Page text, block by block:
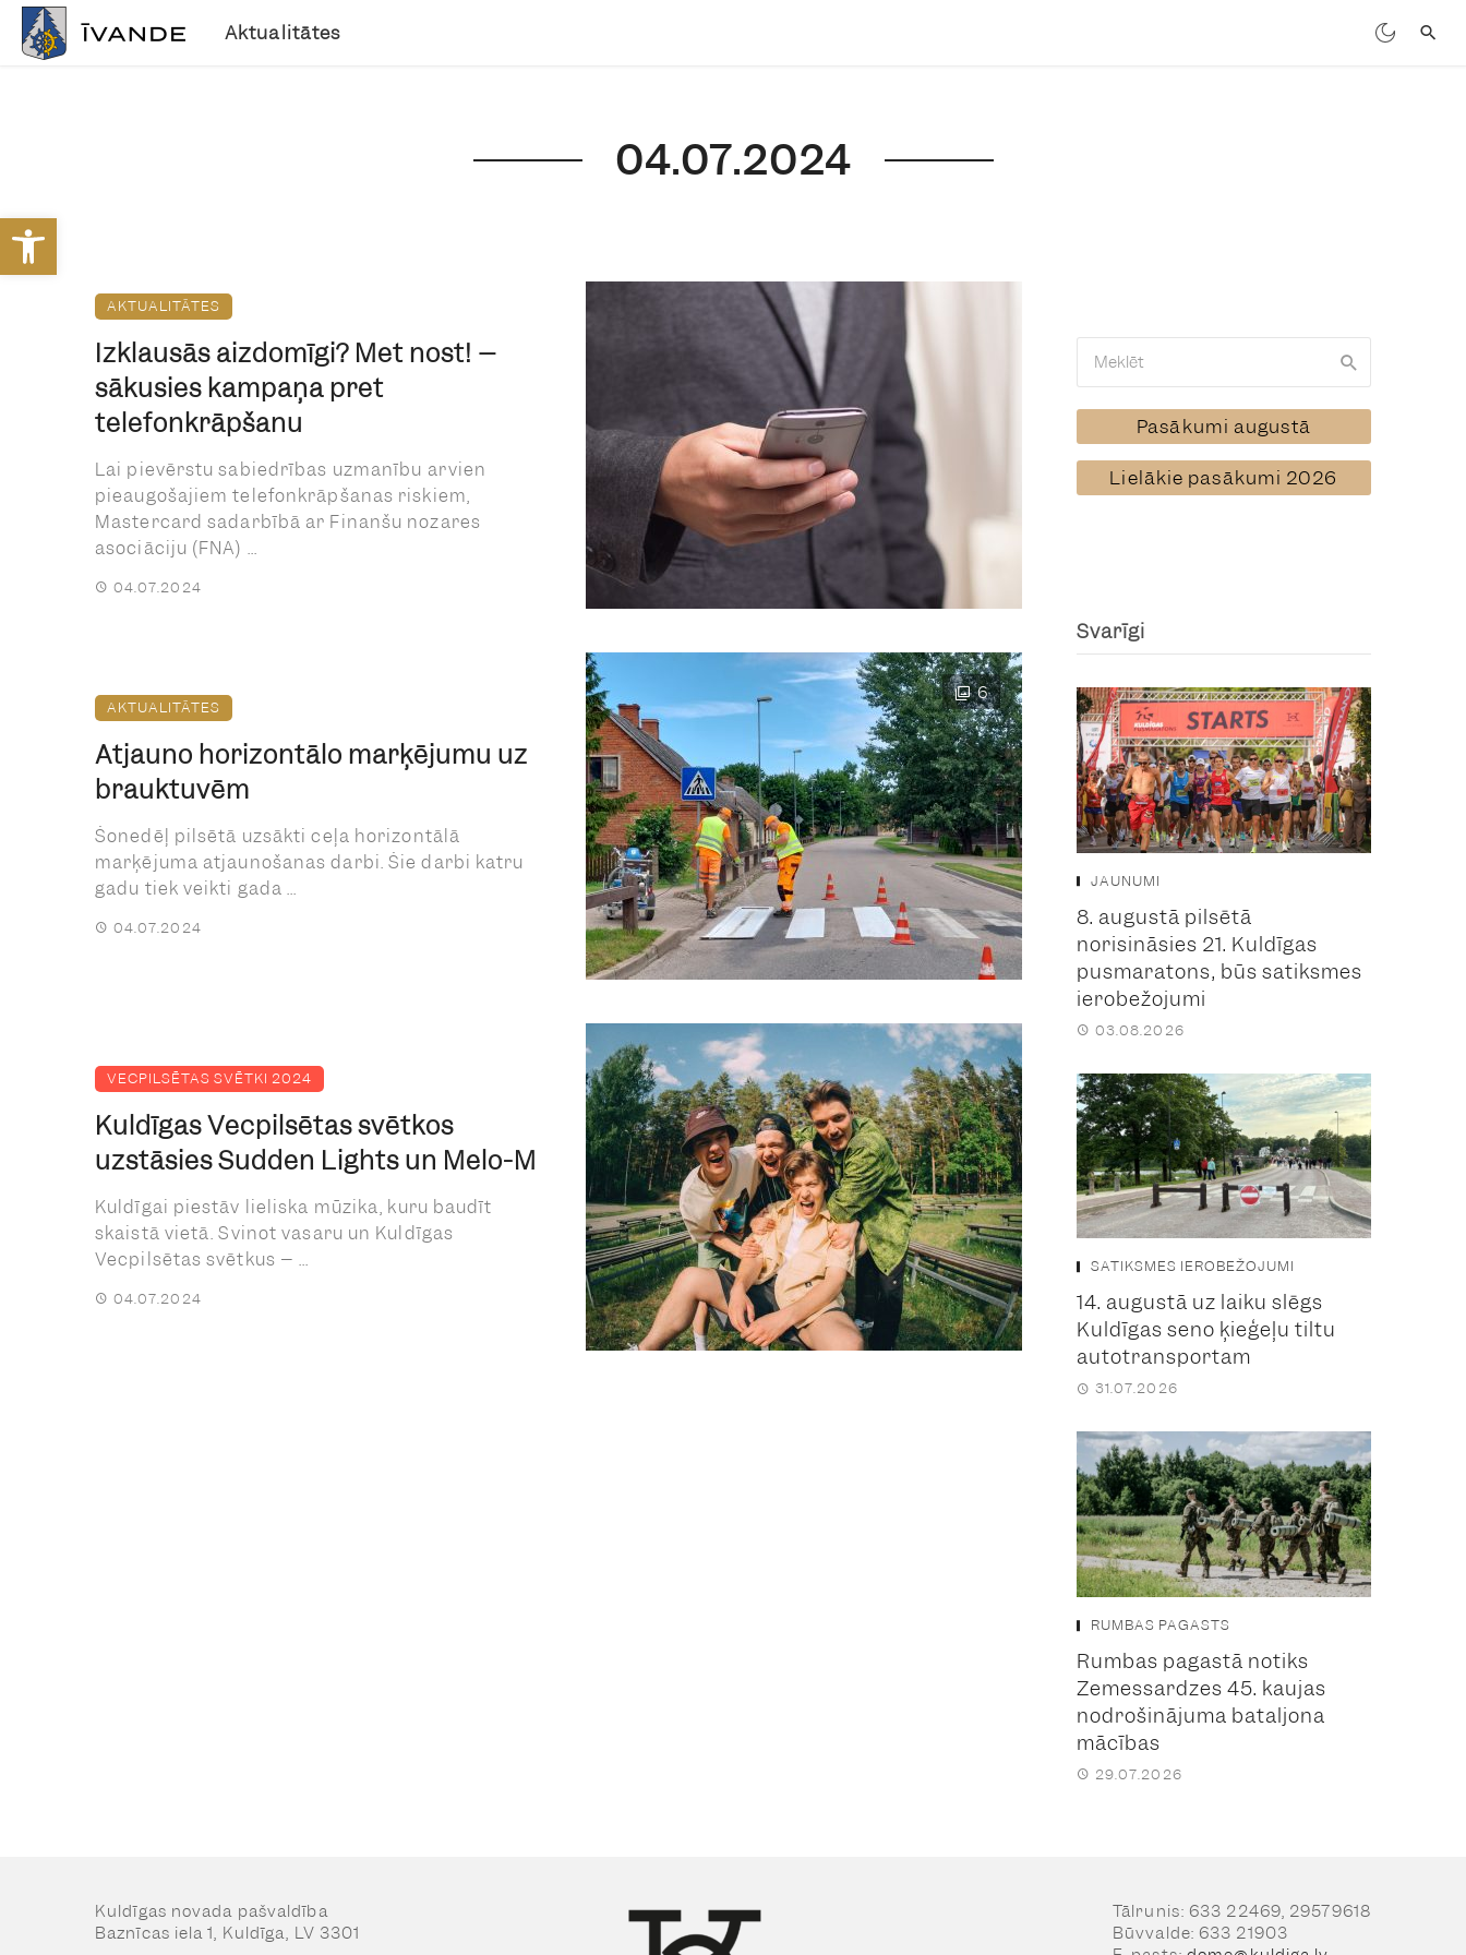
Open toolbar
Aktualitātes
04.07.2024
AKTUALITĀTES
Izklausās aizdomīgi? Met nost! –
sākusies kampaņa pret
telefonkrāpšanu
Lai pievērstu sabiedrības uzmanību arvien
pieaugošajiem telefonkrāpšanas riskiem,
Mastercard sadarbībā ar Finanšu nozares
asociāciju (FNA) ...
04.07.2024
6
AKTUALITĀTES
Atjauno horizontālo marķējumu uz
brauktuvēm
Šonedēļ pilsētā uzsākti ceļa horizontālā
marķējuma atjaunošanas darbi. Šie darbi katru
gadu tiek veikti gada ...
04.07.2024
VECPILSĒTAS SVĒTKI 2024
Kuldīgas Vecpilsētas svētkos
uzstāsies Sudden Lights un Melo-M
Kuldīgai piestāv lieliska mūzika, kuru baudīt
skaistā vietā. Svinot vasaru un Kuldīgas
Vecpilsētas svētkus – ...
04.07.2024
Pasākumi augustā
Lielākie pasākumi 2026
Svarīgi
JAUNUMI
8. augustā pilsētā
norisināsies 21. Kuldīgas
pusmaratons, būs satiksmes
ierobežojumi
03.08.2026
SATIKSMES IEROBEŽOJUMI
14. augustā uz laiku slēgs
Kuldīgas seno ķieģeļu tiltu
autotransportam
31.07.2026
RUMBAS PAGASTS
Rumbas pagastā notiks
Zemessardzes 45. kaujas
nodrošinājuma bataljona
mācības
29.07.2026
Kuldīgas novada pašvaldība
Baznīcas iela 1, Kuldīga, LV 3301
Tālrunis: 633 22469, 29579618
Būvvalde: 633 21903